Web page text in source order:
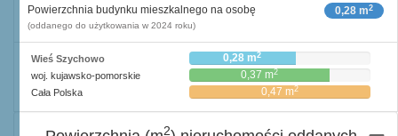
0,28 m2
Powierzchnia budynku mieszkalnego na osobę
(oddanego do użytkowania w 2024 roku)
Wieś Szychowo 0,28 m2
woj. kujawsko-pomorskie 0,37 m2
Cała Polska 0,47 m2
2